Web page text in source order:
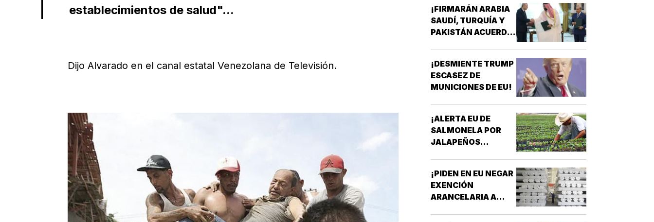
establecimientos de salud"...
Dijo Alvarado en el canal estatal Venezolana de Televisión.
¡FIRMARÁN ARABIA
SAUDÍ, TURQUÍA Y
PAKISTÁN ACUERDO
¡DESMIENTE TRUMP
ESCASEZ DE
MUNICIONES DE EU!
¡ALERTA EU DE
SALMONELA POR
JALAPEÑOS
¡PIDEN EN EU NEGAR
EXENCIÓN
ARANCELARIA A